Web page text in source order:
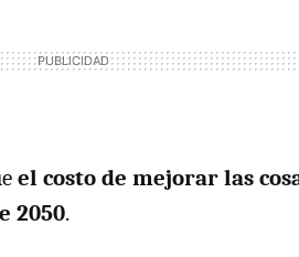
el costo de mejorar las
2050.